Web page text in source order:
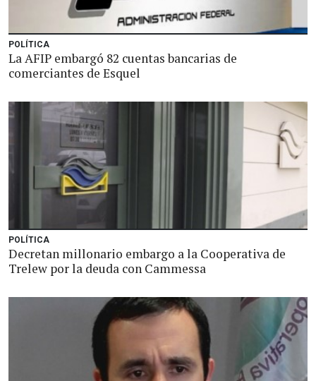
POLÍTICA
La AFIP embargó 82 cuentas bancarias de
comerciantes de Esquel
POLÍTICA
Decretan millonario embargo a la Cooperativa de
Trelew por la deuda con Cammessa